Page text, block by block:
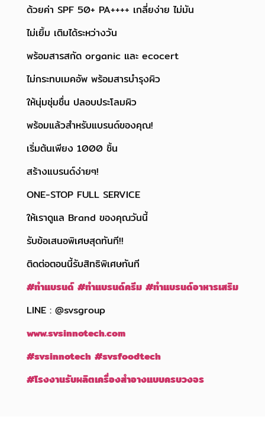
ด้วยค่า SPF 50+ PA++++ เกลี่ยง่าย ไม่มัน
ไม่เยิ้ม เติมได้ระหว่างวัน
พร้อมสารสกัด organic และ ecocert
ไม่กระทบเมคอัพ พร้อมสารบำรุงผิว
ให้นุ่มชุ่มชื่น ปลอบประโลมผิว
พร้อมแล้วสำหรับแบรนด์ของคุณ!
เริ่มต้นเพียง 1000 ชิ้น
สร้างแบรนด์ง่ายๆ!
ONE-STOP FULL SERVICE
ให้เราดูแล Brand ของคุณวันนี้
รับข้อเสนอพิเศษสุดทันที!!
ติดต่อตอนนี้รับสิทธิพิเศษทันที
#ทำแบรนด์ #ทำแบรนด์ครีม #ทำแบรนด์อาหารเสริม
LINE : @svsgroup
www.svsinnotech.com
#svsinnotech #svsfoodtech
#โรงงานรับผลิตเครื่องสำอางแบบครบวงจร